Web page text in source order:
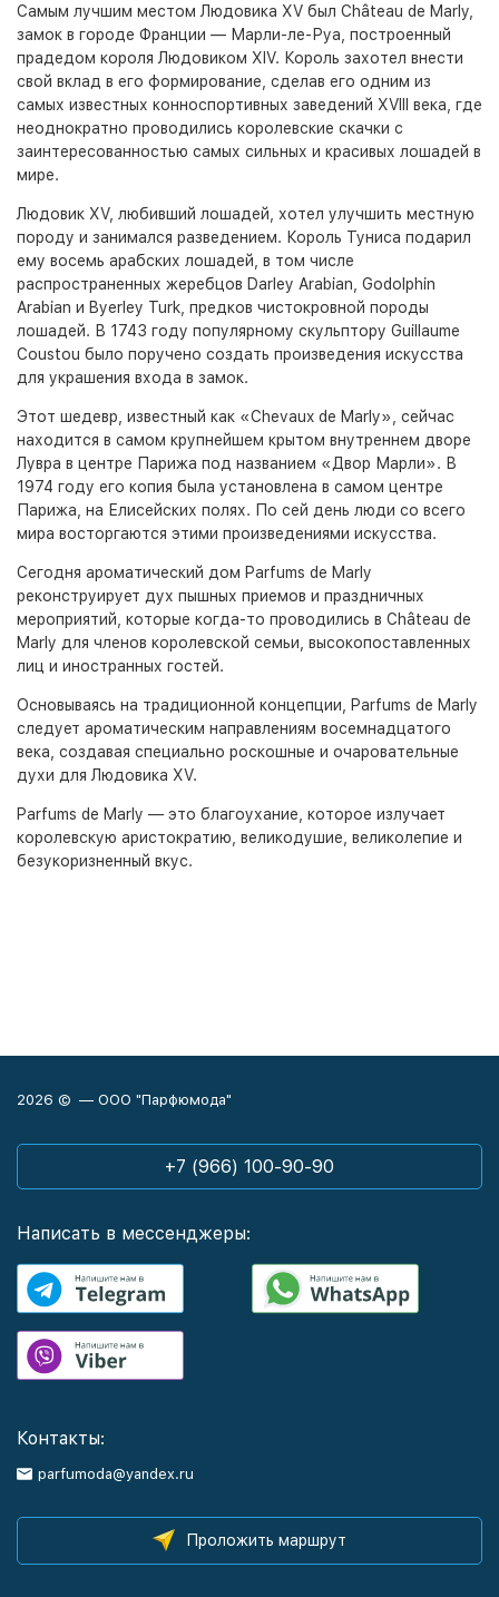
Самым лучшим местом Людовика XV был Château de Marly,
замок в городе Франции — Марли-ле-Руа, построенный
прадедом короля Людовиком XIV. Король захотел внести
свой вклад в его формирование, сделав его одним из
самых известных конноспортивных заведений XVIII века, где
неоднократно проводились королевские скачки с
заинтересованностью самых сильных и красивых лошадей в
мире.
Людовик XV, любивший лошадей, хотел улучшить местную
породу и занимался разведением. Король Туниса подарил
ему восемь арабских лошадей, в том числе
распространенных жеребцов Darley Arabian, Godolphin
Arabian и Byerley Turk, предков чистокровной породы
лошадей. В 1743 году популярному скульптору Guillaume
Coustou было поручено создать произведения искусства
для украшения входа в замок.
Этот шедевр, известный как «Chevaux de Marly», сейчас
находится в самом крупнейшем крытом внутреннем дворе
Лувра в центре Парижа под названием «Двор Марли». В
1974 году его копия была установлена в самом центре
Парижа, на Елисейских полях. По сей день люди со всего
мира восторгаются этими произведениями искусства.
Сегодня ароматический дом Parfums de Marly
реконструирует дух пышных приемов и праздничных
мероприятий, которые когда-то проводились в Château de
Marly для членов королевской семьи, высокопоставленных
лиц и иностранных гостей.
Основываясь на традиционной концепции, Parfums de Marly
следует ароматическим направлениям восемнадцатого
века, создавая специально роскошные и очаровательные
духи для Людовика XV.
Parfums de Marly — это благоухание, которое излучает
королевскую аристократию, великодушие, великолепие и
безукоризненный вкус.
2026 © — ООО "Парфюмода"
+7 (966) 100-90-90
Написать в мессенджеры:
Контакты:
parfumoda@yandex.ru
Проложить маршрут